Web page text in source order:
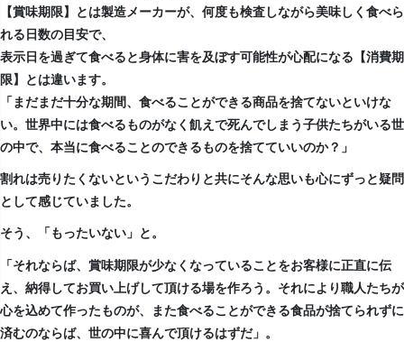
【賞味期限】とは製造メーカーが、何度も検査しながら美味しく食べら
れる日数の目安で、
表示日を過ぎて食べると身体に害を及ぼす可能性が心配になる【消費期
限】とは違います。
「まだまだ十分な期間、食べることができる商品を捨てないといけな
い。世界中には食べるものがなく飢えで死んでしまう子供たちがいる世
の中で、本当に食べることのできるものを捨てていいのか？」
割れは売りたくないというこだわりと共にそんな思いも心にずっと疑問
として感じていました。
そう、「もったいない」と。
「それならば、賞味期限が少なくなっていることをお客様に正直に伝
え、納得してお買い上げして頂ける場を作ろう。それにより職人たちが
心を込めて作ったものが、また食べることができる食品が捨てられずに
済むのならば、世の中に喜んで頂けるはずだ」。